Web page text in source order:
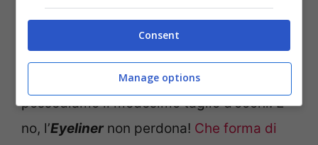
È assolutamente vero: non tutti
possediamo il medesimo taglio d’occhi. E
no, l’Eyeliner non perdona! Che forma di
Consent
Manage options